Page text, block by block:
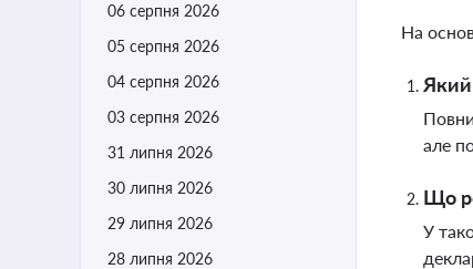
06 серпня 2026
05 серпня 2026
04 серпня 2026
03 серпня 2026
31 липня 2026
30 липня 2026
29 липня 2026
28 липня 2026
На
Який
але
Що
У